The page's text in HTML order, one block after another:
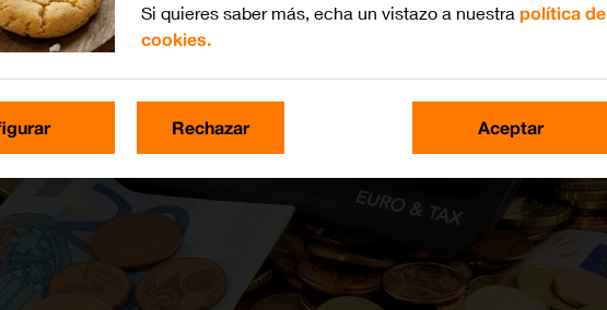
Si quieres saber más, echa un vistazo a nuestra política de
cookies.
Rechazar Aceptar